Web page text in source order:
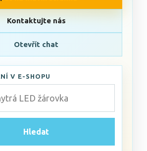
V E-SHOPU
Hledat
Kontaktujte nás
Otevřít chat